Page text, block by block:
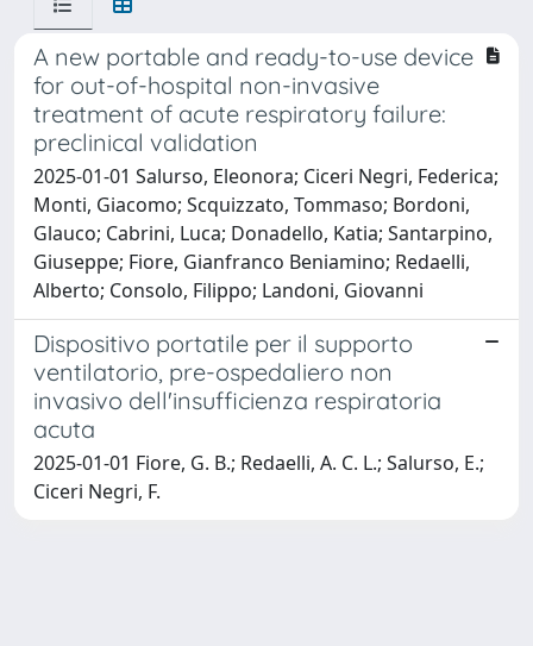
A new portable and ready-to-use device
for out-of-hospital non-invasive
treatment of acute respiratory failure:
preclinical validation
2025-01-01 Salurso, Eleonora; Ciceri Negri, Federica;
Monti, Giacomo; Scquizzato, Tommaso; Bordoni,
Glauco; Cabrini, Luca; Donadello, Katia; Santarpino,
Giuseppe; Fiore, Gianfranco Beniamino; Redaelli,
Alberto; Consolo, Filippo; Landoni, Giovanni
Dispositivo portatile per il supporto
ventilatorio, pre-ospedaliero non
invasivo dell'insufficienza respiratoria
acuta
2025-01-01 Fiore, G. B.; Redaelli, A. C. L.; Salurso, E.;
Ciceri Negri, F.